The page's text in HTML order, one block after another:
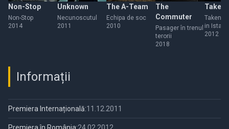
Non-Stop
Non-Stop
2014
Unknown
Necunoscutul
2011
The A-Team
Echipa de soc
2010
The
Commuter
Pasager în trenul
terorii
2018
Taken
Taken
in
2012
Informații
Premiera Internațională:11.12.2011